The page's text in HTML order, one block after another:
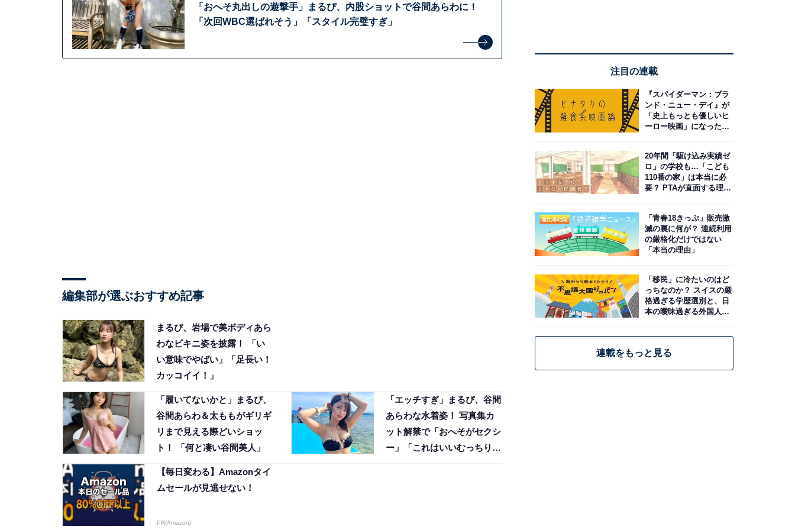
「おへそ丸出しの遊撃手」まるぴ、内股ショットで谷間あらわに！
「次回WBC選ばれそう」「スタイル完璧すぎ」
編集部が選ぶおすすめ記事
まるぴ、岩場で美ボディあら
わなビキニ姿を披露！ 「い
い意味でやばい」「足長い！
カッコイイ！」
「履いてないかと」まるぴ、
谷間あらわ＆太ももがギリギ
リまで見える際どいショッ
ト！ 「何と凄い谷間美人」
「エッチすぎ」まるぴ、谷間
あらわな水着姿！ 写真集カ
ット解禁で「おへそがセクシ
ー」「これはいいむっちり
【毎日変わる】Amazonタイ
ムセールが見逃せない！
PR(Amazon)
注目の連載
『スパイダーマン：ブラ
ンド・ニュー・デイ』が
「史上もっとも優しいヒ
ーロー映画」になった理
20年間「駆け込み実績ゼ
ロ」の学校も…「こども
110番の家」は本当に必
要？ PTAが直面する理想
「青春18きっぷ」販売激
減の裏に何が？ 連続利用
の厳格化だけではない
「本当の理由」
「移民」に冷たいのはど
っちなのか？ スイスの厳
格過ぎる学歴選別と、日
本の曖昧過ぎる外国人政
連載をもっと見る